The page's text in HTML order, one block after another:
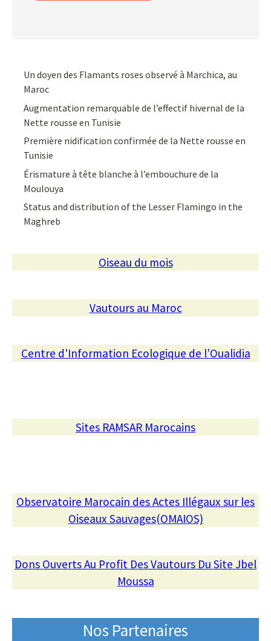
Un doyen des Flamants roses observé à Marchica, au
Maroc
Augmentation remarquable de l’effectif hivernal de la
Nette rousse en Tunisie
Première nidification confirmée de la Nette rousse en
Tunisie
Érismature à tête blanche à l’embouchure de la
Moulouya
Status and distribution of the Lesser Flamingo in the
Maghreb
Oiseau du mois
Vautours au Maroc
Centre d'Information Ecologique de l’Oualidia
Sites RAMSAR Marocains
Observatoire Marocain des Actes Illégaux sur les
Oiseaux Sauvages(OMAIOS)
Dons Ouverts Au Profit Des Vautours Du Site Jbel
Moussa
Nos Partenaires